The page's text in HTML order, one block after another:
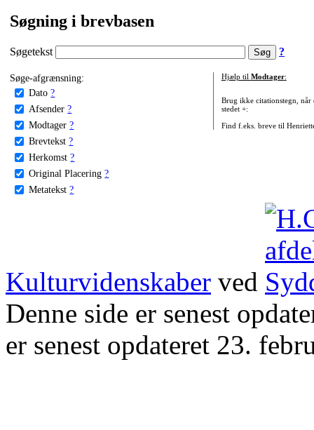
Søgning i brevbasen
Søgetekst ?
Søge-afgrænsning:
Dato ?
Afsender ?
Modtager ?
Brevtekst ?
Herkomst ?
Original Placering ?
Metatekst ?
Hjælp til Modtager:
Brug ikke citationstegn, når
stedet +:
Find f.eks. breve til
Kulturvidenskaber ved
Denne side er senest
er senest opdateret 23.